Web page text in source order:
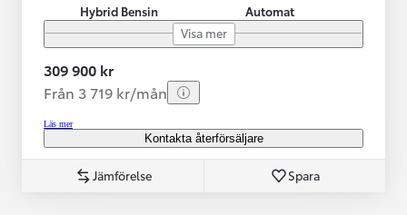
Hybrid Bensin
Automat
Visa mer
309 900 kr
Från 3 719 kr/mån
Läs mer
Kontakta återförsäljare
Jämförelse Spara